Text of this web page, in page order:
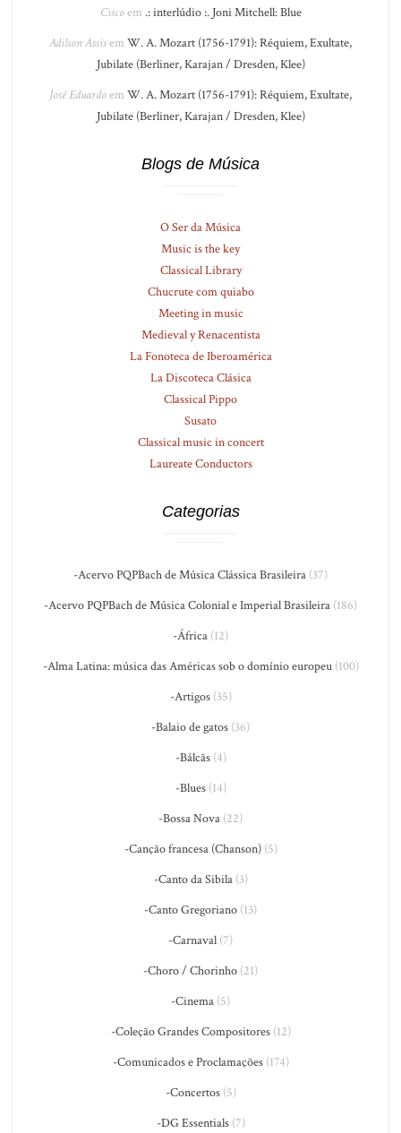
Ciscoem .: interlúdio :. Joni Mitchell: Blue
Adilson Assisem W. A. Mozart (1756-1791): Réquiem, Exultate,
Jubilate (Berliner, Karajan / Dresden, Klee)
José Eduardoem W. A. Mozart (1756-1791): Réquiem, Exultate,
Jubilate (Berliner, Karajan / Dresden, Klee)
Blogs de Música
O Ser da Música
Music is the key
Classical Library
Chucrute com quiabo
Meeting in music
Medieval y Renacentista
La Fonoteca de Iberoamérica
La Discoteca Clásica
Classical Pippo
Susato
Classical music in concert
Laureate Conductors
Categorias
-Acervo PQPBach de Música Clássica Brasileira (37)
-Acervo PQPBach de Música Colonial e Imperial Brasileira (186)
-África (12)
-Alma Latina: música das Américas sob o domínio europeu(100)
-Artigos(35)
-Balaio de gatos (36)
-Bálcãs(4)
-Blues(14)
-Bossa Nova (22)
-Canção francesa (Chanson)(5)
-Canto da Sibila(3)
-Canto Gregoriano (13)
-Carnaval (7)
-Choro / Chorinho (21)
-Cinema (5)
-Coleção Grandes Compositores(12)
-Comunicados e Proclamações(174)
-Concertos(5)
-DG Essentials(7)